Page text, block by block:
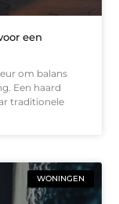
een
om balans
Een haard
traditionele
WONINGEN